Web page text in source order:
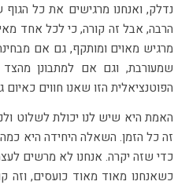
נדלק, ואנחנו מרגישים את כל
הרבה, אבל זה קורה, כי לכל אחד
מרגיש מאוים ומותקף, גם אם
שמעורבת, וגם אם למתבונן
הפוטנציאלית הזו שאנו חווים כאיום
האמת היא שיש לנו יכולת לשלוט
זה כל הזמן. השאלה היחידה היא
כדי שזה יקרה. אנחנו לא מרשים
כשאנחנו מאוד מאוד כועסים, וזה